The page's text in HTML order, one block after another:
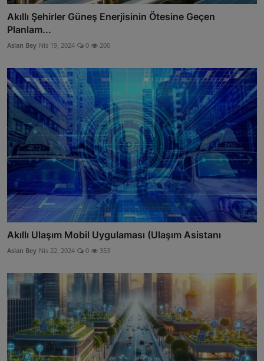
Akıllı Şehirler Güneş Enerjisinin Ötesine Geçen
Planlam...
Aslan Bey Nis 19, 2024 0 200
Akıllı Ulaşım Mobil Uygulaması (Ulaşım Asistanı
Aslan Bey Nis 22, 2024 0 353